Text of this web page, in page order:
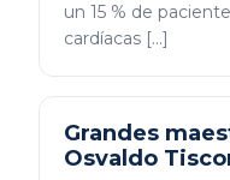
un 15 % de
cardíacas […]
Grandes
Osvaldo